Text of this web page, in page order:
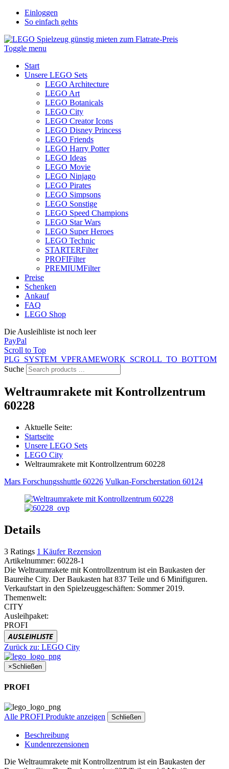
Einloggen
So einfach gehts
Toggle menu
Start
Unsere LEGO Sets
LEGO Architecture
LEGO Art
LEGO Botanicals
LEGO City
LEGO Creator Icons
LEGO Disney Princess
LEGO Friends
LEGO Harry Potter
LEGO Ideas
LEGO Movie
LEGO Ninjago
LEGO Pirates
LEGO Simpsons
LEGO Sonstige
LEGO Speed Champions
LEGO Star Wars
LEGO Super Heroes
LEGO Technic
STARTERFilter
PROFIFilter
PREMIUMFilter
Preise
Schenken
Ankauf
FAQ
LEGO Shop
Die Ausleihliste ist noch leer
PayPal
Scroll to Top
PLG_SYSTEM_VPFRAMEWORK_SCROLL_TO_BOTTOM
Suche
Weltraumrakete mit Kontrollzentrum
60228
Aktuelle Seite:
Startseite
Unsere LEGO Sets
LEGO City
Weltraumrakete mit Kontrollzentrum 60228
Mars Forschungsshuttle 60226 Vulkan-Forscherstation 60124
Details
3 Ratings 1 Käufer Rezension
Artikelnummer: 60228-1
Die Weltraumrakete mit Kontrollzentrum ist ein Baukasten der
Baureihe City. Der Baukasten hat 837 Teile und 6 Minifiguren.
Verkaufstart in den Spielzeuggeschäften: Sommer 2019.
Themenwelt:
CITY
Ausleihpaket:
PROFI
AUSLEIHLISTE
Zurück zu: LEGO City
×Schließen
PROFI
Alle PROFI Produkte anzeigen Schließen
Beschreibung
Kundenrezensionen
Die Weltraumrakete mit Kontrollzentrum ist ein Baukasten der